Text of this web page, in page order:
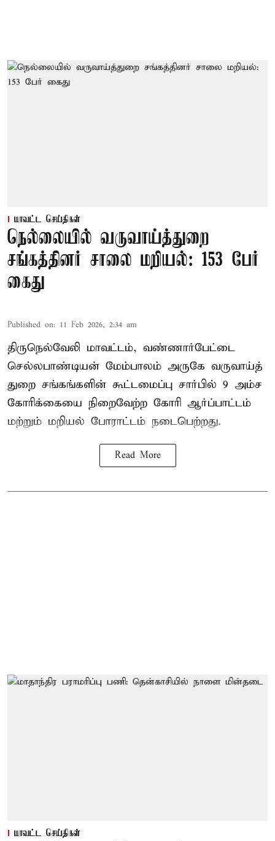
மாவட்ட செய்திகள்
நெல்லையில் வருவாய்த்துறை
சங்கத்தினர் சாலை மறியல்: 153 பேர்
கைது
Published on: 11 Feb 2026, 2:34 am
திருநெல்வேலி மாவட்டம், வண்ணார்பேட்டை
செல்லபாண்டியன் மேம்பாலம் அருகே வருவாய்த்
துறை சங்கங்களின் கூட்டமைப்பு சார்பில் 9 அம்ச
கோரிக்கையை நிறைவேற்ற கோரி ஆர்ப்பாட்டம்
மற்றும் மறியல் போராட்டம் நடைபெற்றது.
Read More
மாவட்ட செய்திகள்